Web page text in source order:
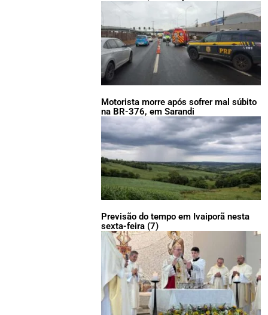
Motorista morre após sofrer mal súbito
na BR-376, em Sarandi
Previsão do tempo em Ivaiporã nesta
sexta-feira (7)